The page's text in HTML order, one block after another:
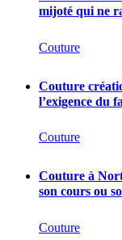
mijoté qui ne
Couture
Couture
l’exigence du
Couture
Couture à
son cours ou
Couture